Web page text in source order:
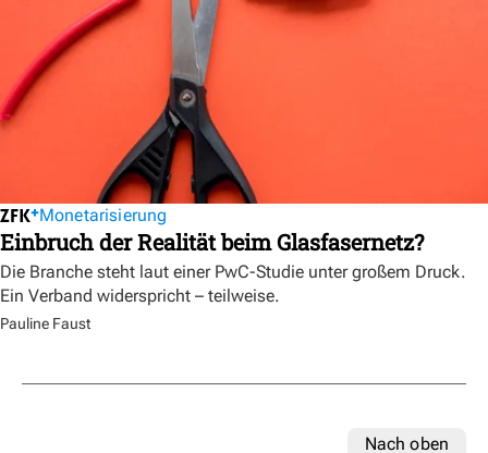
Monetarisierung
Einbruch der Realität beim Glasfasernetz?
Die Branche steht laut einer PwC-Studie unter großem Druck.
Ein Verband widerspricht – teilweise.
Pauline Faust
Nach oben